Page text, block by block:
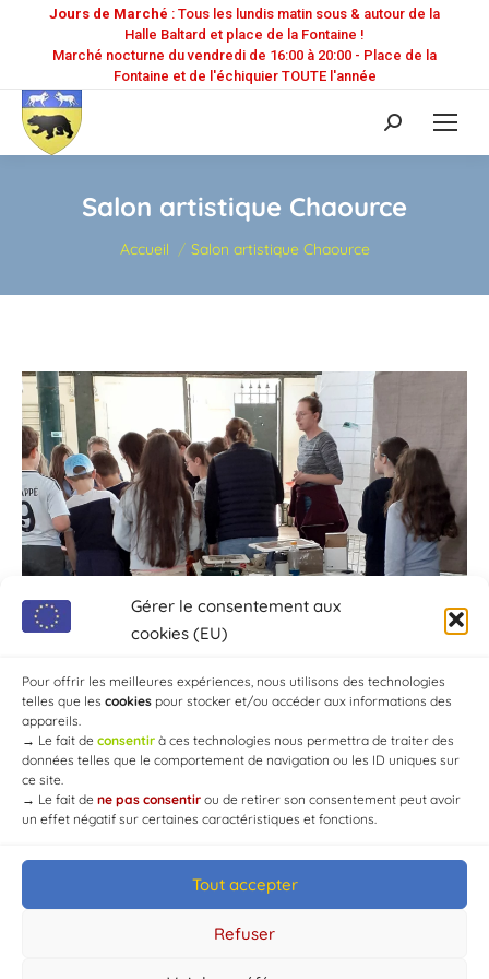
Gérer le consentement aux
cookies (EU)
Pour offrir les meilleures expériences, nous utilisons des technologies
telles que les cookies pour stocker et/ou accéder aux informations des
appareils.
→ Le fait de consentir à ces technologies nous permettra de traiter des
données telles que le comportement de navigation ou les ID uniques sur
ce site.
→ Le fait de ne pas consentir ou de retirer son consentement peut avoir
un effet négatif sur certaines caractéristiques et fonctions.
Tout accepter
Refuser
Jours de Marché : Tous les lundis matin sous & autour de la
Halle Baltard et place de la Fontaine !
Marché nocturne du vendredi de 16:00 à 20:00 - Place de la
Fontaine et de l'échiquier TOUTE l'année
Recherche
:
Salon artistique Chaource
Vous êtes ici :
Accueil Salon artistique Chaource
© Mairie de Chaource [2004-2024] | Tous droits réservés.
Developed byWEB3-DESIGN